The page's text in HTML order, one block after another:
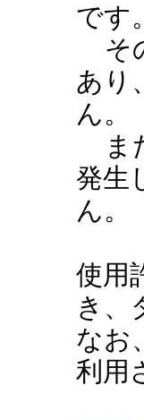
です。
そ
あり
ん。
ま
発生
ん。
使用
き、
なお
利用